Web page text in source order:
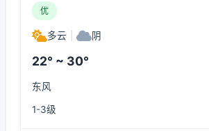
优
多云 阴
22° ~ 30°
东风
1-3级